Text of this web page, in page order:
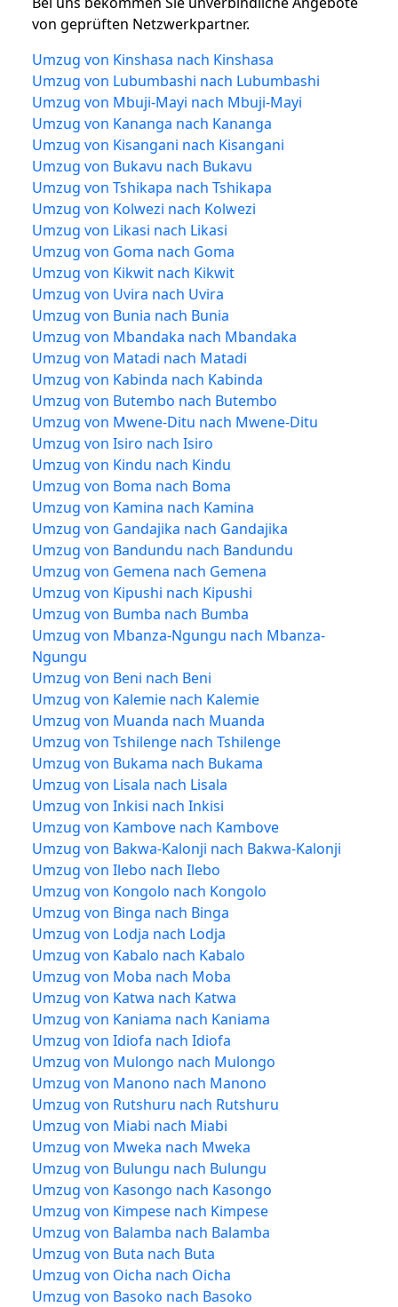
von geprüften Netzwerkpartner.
Umzug von Kinshasa nach Kinshasa
Umzug von Lubumbashi nach Lubumbashi
Umzug von Mbuji-Mayi nach Mbuji-Mayi
Umzug von Kananga nach Kananga
Umzug von Kisangani nach Kisangani
Umzug von Bukavu nach Bukavu
Umzug von Tshikapa nach Tshikapa
Umzug von Kolwezi nach Kolwezi
Umzug von Likasi nach Likasi
Umzug von Goma nach Goma
Umzug von Kikwit nach Kikwit
Umzug von Uvira nach Uvira
Umzug von Bunia nach Bunia
Umzug von Mbandaka nach Mbandaka
Umzug von Matadi nach Matadi
Umzug von Kabinda nach Kabinda
Umzug von Butembo nach Butembo
Umzug von Mwene-Ditu nach Mwene-Ditu
Umzug von Isiro nach Isiro
Umzug von Kindu nach Kindu
Umzug von Boma nach Boma
Umzug von Kamina nach Kamina
Umzug von Gandajika nach Gandajika
Umzug von Bandundu nach Bandundu
Umzug von Gemena nach Gemena
Umzug von Kipushi nach Kipushi
Umzug von Bumba nach Bumba
Umzug von Mbanza-Ngungu nach Mbanza-
Ngungu
Umzug von Beni nach Beni
Umzug von Kalemie nach Kalemie
Umzug von Muanda nach Muanda
Umzug von Tshilenge nach Tshilenge
Umzug von Bukama nach Bukama
Umzug von Lisala nach Lisala
Umzug von Inkisi nach Inkisi
Umzug von Kambove nach Kambove
Umzug von Bakwa-Kalonji nach Bakwa-Kalonji
Umzug von Ilebo nach Ilebo
Umzug von Kongolo nach Kongolo
Umzug von Binga nach Binga
Umzug von Lodja nach Lodja
Umzug von Kabalo nach Kabalo
Umzug von Moba nach Moba
Umzug von Katwa nach Katwa
Umzug von Kaniama nach Kaniama
Umzug von Idiofa nach Idiofa
Umzug von Mulongo nach Mulongo
Umzug von Manono nach Manono
Umzug von Rutshuru nach Rutshuru
Umzug von Miabi nach Miabi
Umzug von Mweka nach Mweka
Umzug von Bulungu nach Bulungu
Umzug von Kasongo nach Kasongo
Umzug von Kimpese nach Kimpese
Umzug von Balamba nach Balamba
Umzug von Buta nach Buta
Umzug von Oicha nach Oicha
Umzug von Basoko nach Basoko